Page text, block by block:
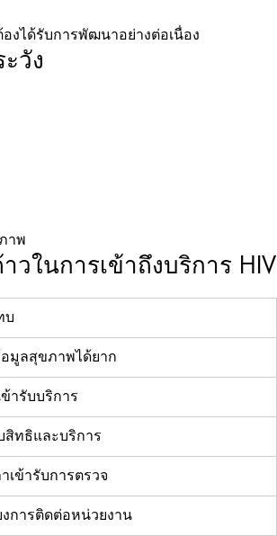
งได้รับการพัฒนาอย่างต่อเนื่อง
วัง
าพ
ในการเข้าถึงบริการ HIV
บ
อมูลสุขภาพได้ยาก
ารับบริการ
สิทธิและบริการ
เข้ารับการตรวจ
งการติดต่อหน่วยงาน